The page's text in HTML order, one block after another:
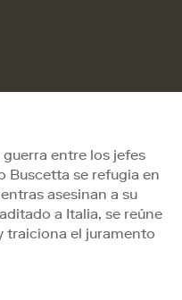
guerra entre los jefes
Buscetta se refugia en
asesinan a su
a Italia, se reúne
traiciona el juramento